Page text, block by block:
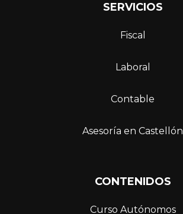
SERVICIOS
Fiscal
Laboral
Contable
Asesoría en Castellón
CONTENIDOS
Curso Autónomos